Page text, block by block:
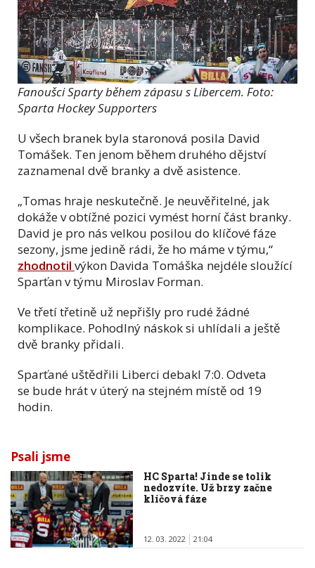
Fanoušci Sparty během zápasu s Libercem. Foto:
Sparta Hockey Supporters
U všech branek byla staronová posila David
Tomášek. Ten jenom během druhého dějství
zaznamenal dvě branky a dvě asistence.
„Tomas hraje neskutečně. Je neuvěřitelné, jak
dokáže v obtížné pozici vymést horní část branky.
David je pro nás velkou posilou do klíčové fáze
sezony, jsme jedině rádi, že ho máme v týmu,“
zhodnotil výkon Davida Tomáška nejdéle sloužící
Sparťan v týmu Miroslav Forman.
Ve třetí třetině už nepřišly pro rudé žádné
komplikace. Pohodlný náskok si uhlídali a ještě
dvě branky přidali.
Sparťané uštědřili Liberci debakl 7:0. Odveta
se bude hrát v úterý na stejném místě od 19
hodin.
Psali jsme
HC Sparta! Jinde se tolik
nedozvíte. Už brzy začne
klíčová fáze
12. 03. 2022 21:04